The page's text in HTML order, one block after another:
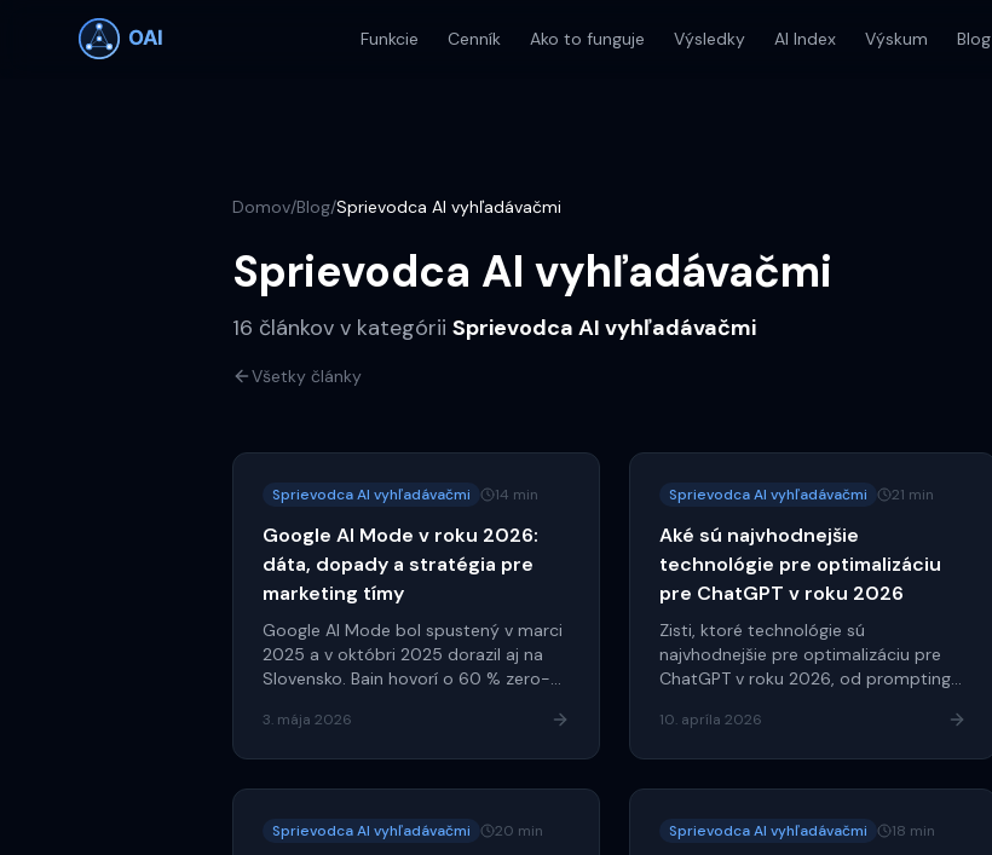
Funkcie Cenník Ako to funguje Výsledky AI Index Výskum Blog
Domov/Blog/Sprievodca AI vyhľadávačmi
Sprievodca AI vyhľadávačmi
16 článkov v kategórii Sprievodca AI vyhľadávačmi
Všetky články
Sprievodca AI vyhľadávačmi 14 min
Google AI Mode v roku 2026:
dáta, dopady a stratégia pre
marketing tímy
Google AI Mode bol spustený v marci
2025 a v októbri 2025 dorazil aj na
Slovensko. Bain hovorí o 60 % zero-
nameral 61% prepad organického CTR.
3. mája 2026
Sprievodca AI vyhľadávačmi 21 min
Aké sú najvhodnejšie
technológie pre optimalizáciu
pre ChatGPT v roku 2026
Zisti, ktoré technológie sú
najvhodnejšie pre optimalizáciu pre
ChatGPT v roku 2026, od promptingu
10. apríla 2026
Sprievodca AI vyhľadávačmi 20 min Sprievodca AI vyhľadávačmi 18 min